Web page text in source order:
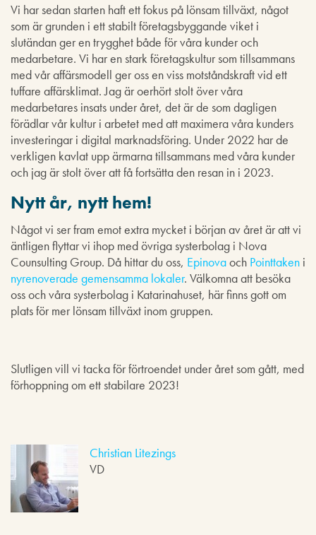
Vi har sedan starten haft ett fokus på lönsam tillväxt, något
som är grunden i ett stabilt företagsbyggande viket i
slutändan ger en trygghet både för våra kunder och
medarbetare. Vi har en stark företagskultur som tillsammans
med vår affärsmodell ger oss en viss motståndskraft vid ett
tuffare affärsklimat. Jag är oerhört stolt över våra
medarbetares insats under året, det är de som dagligen
förädlar vår kultur i arbetet med att maximera våra kunders
investeringar i digital marknadsföring. Under 2022 har de
verkligen kavlat upp ärmarna tillsammans med våra kunder
och jag är stolt över att få fortsätta den resan in i 2023.
Nytt år, nytt hem!
Något vi ser fram emot extra mycket i början av året är att vi
äntligen flyttar vi ihop med övriga systerbolag i Nova
Counsulting Group. Då hittar du oss, Epinovaoch Pointtaken i
nyrenoverade gemensamma lokaler. Välkomna att besöka
oss och våra systerbolag i Katarinahuset, här finns gott om
plats för mer lönsam tillväxt inom gruppen.
Slutligen vill vi tacka för förtroendet under året som gått, med
förhoppning om ett stabilare 2023!
Christian Litezings
VD